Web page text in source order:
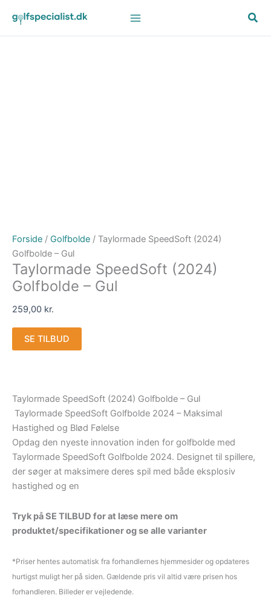
indholdet
Forside / Golfbolde / Taylormade SpeedSoft (2024)
Golfbolde – Gul
Taylormade SpeedSoft (2024)
Golfbolde – Gul
259,00 kr.
SE TILBUD
Taylormade SpeedSoft (2024) Golfbolde – Gul
Taylormade SpeedSoft Golfbolde 2024 – Maksimal
Hastighed og Blød Følelse
Opdag den nyeste innovation inden for golfbolde med
Taylormade SpeedSoft Golfbolde 2024. Designet til spillere,
der søger at maksimere deres spil med både eksplosiv
hastighed og en
Tryk på SE TILBUD for at læse mere om
produktet/specifikationer og se alle varianter
*Priser hentes automatisk fra forhandlernes hjemmesider og opdateres
hurtigst muligt her på siden. Gældende pris vil altid være prisen hos
forhandleren. Billeder er vejledende.